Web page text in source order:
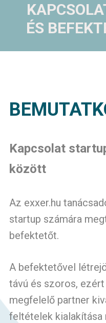
ÉS
Kapcsolat
között
Az exxer.hu
startup számára
befektetőt.
A befektetővel
távú és szoros,
megfelelő partner
feltételek